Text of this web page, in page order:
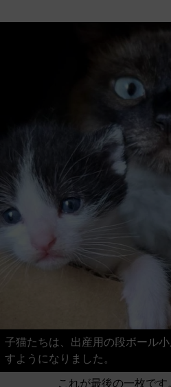
子猫たちは、出産用の段ボール
すようになりました。
これが最後の一枚です